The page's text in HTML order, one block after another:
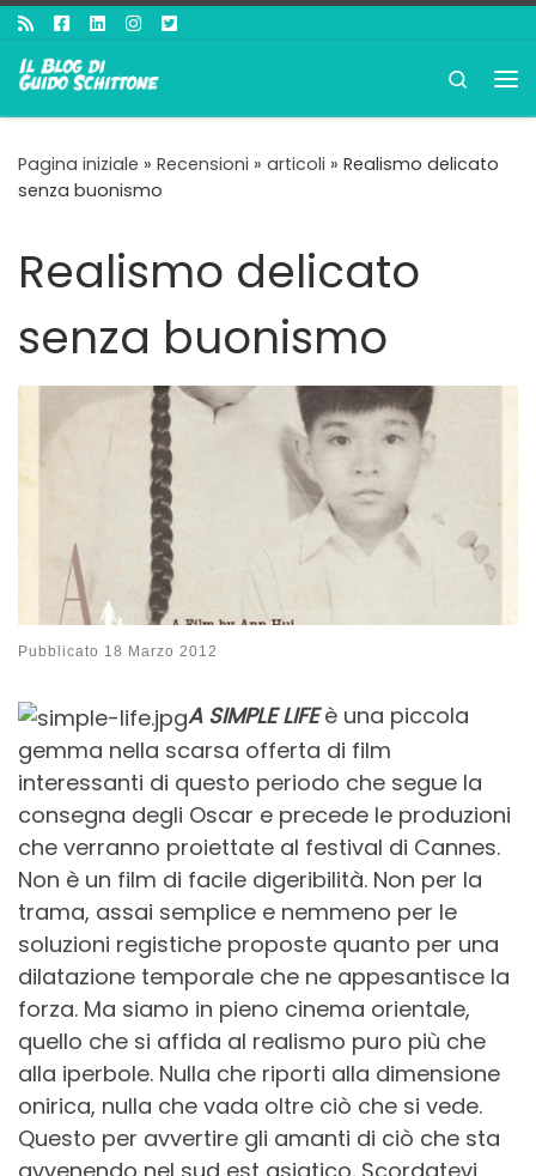
Passa al contenuto
Search
Pagina iniziale » Recensioni » articoli » Realismo delicato
senza buonismo
Realismo delicato
senza buonismo
Pubblicato 18 Marzo 2012
A SIMPLE LIFEè una piccola
gemma nella scarsa offerta di film
interessanti di questo periodo che segue la
consegna degli Oscar e precede le produzioni
che verranno proiettate al festival di Cannes.
Non è un film di facile digeribilità. Non per la
trama, assai semplice e nemmeno per le
soluzioni registiche proposte quanto per una
dilatazione temporale che ne appesantisce la
forza. Ma siamo in pieno cinema orientale,
quello che si affida al realismo puro più che
alla iperbole. Nulla che riporti alla dimensione
onirica, nulla che vada oltre ciò che si vede.
Questo per avvertire gli amanti di ciò che sta